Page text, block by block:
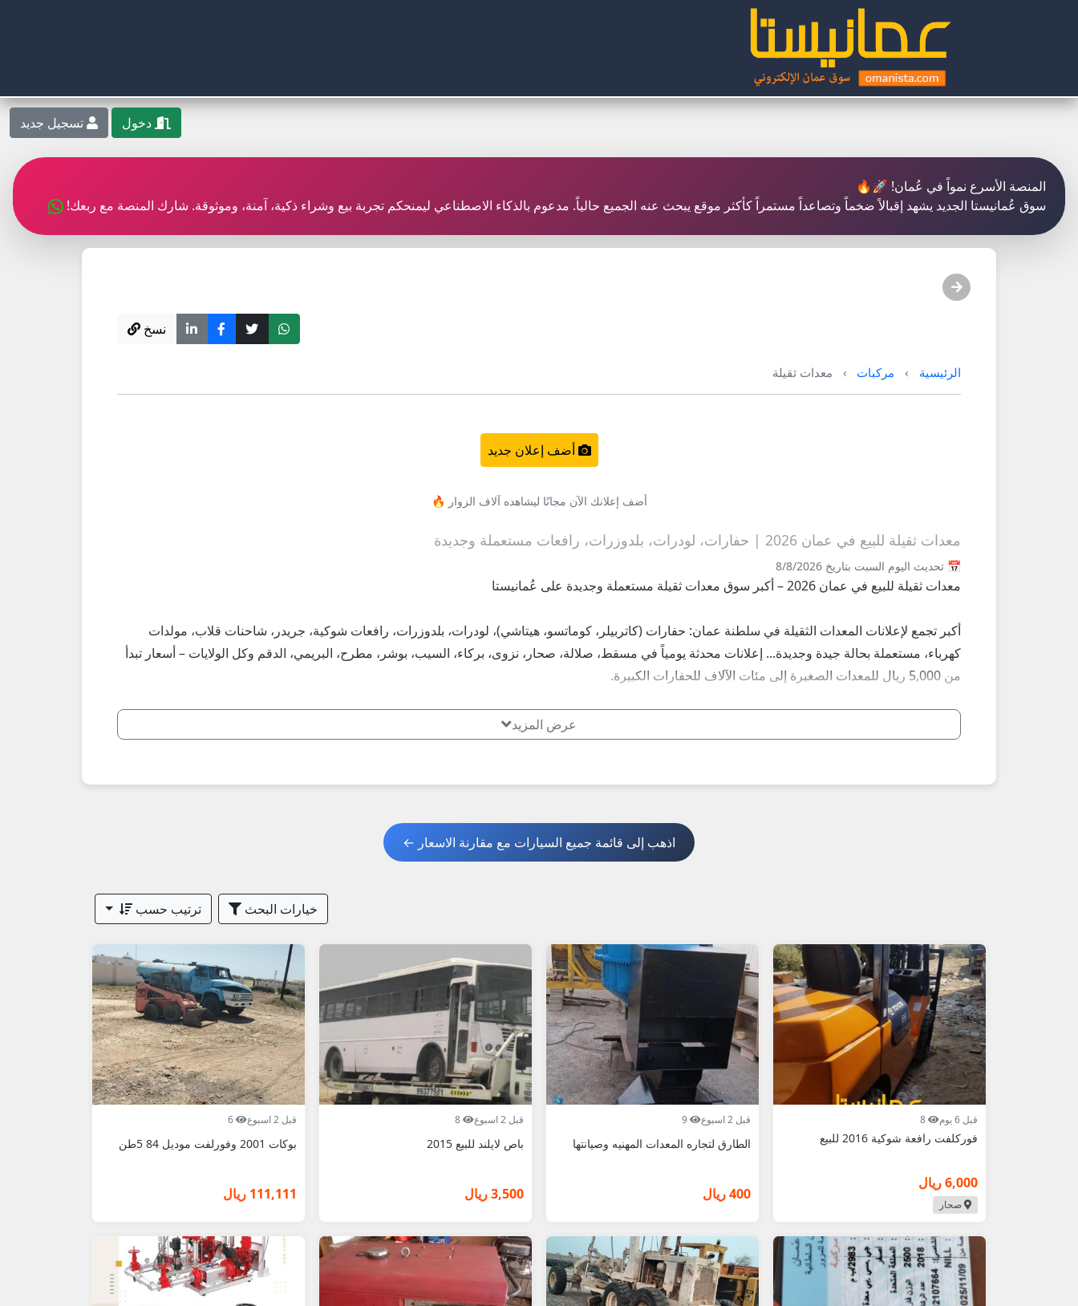
دخول تسجيل جديد
المنصة الأسرع نمواً في عُمان! 🚀🔥
سوق عُمانيستا الجديد يشهد إقبالاً ضخماً وتصاعداً مستمراً كأكثر موقع يبحث عنه الجميع حالياً. مدعوم بالذكاء الاصطناعي ليمنحكم تجربة بيع وشراء ذكية، آمنة، وموثوقة. شارك المنصة مع ربعك!
نسخ
الرئيسية مركبات معدات ثقيلة
أضف إعلان جديد
أضف إعلانك الآن مجانًا ليشاهده آلاف الزوار 🔥
معدات ثقيلة للبيع في عمان 2026 | حفارات، لودرات، بلدوزرات، رافعات مستعملة وجديدة
📅 تحديث اليوم السبت بتاريخ 8/8/2026
معدات ثقيلة للبيع في عمان 2026 – أكبر سوق معدات ثقيلة مستعملة وجديدة على عُمانيستا
أكبر تجمع لإعلانات المعدات الثقيلة في سلطنة عمان: حفارات (كاتربيلر، كوماتسو، هيتاشي)، لودرات، بلدوزرات، رافعات شوكية، جريدر، شاحنات قلاب، مولدات
كهرباء، مستعملة بحالة جيدة وجديدة... إعلانات محدثة يومياً في مسقط، صلالة، صحار، نزوى، بركاء، السيب، بوشر، مطرح، البريمي، الدقم وكل الولايات – أسعار تبدأ
من 5,000 ريال للمعدات الصغيرة إلى مئات الآلاف للحفارات الكبيرة.
**أبرز الأنواع الأكثر طلباً في عمان 2026:**
- حفارات: حفارات 20–50 طن للمشاريع.
- رافعات شوكية وجريدر: رافعات 3–10 طن، جريدر للطرق.
4. ابحث عن "رخيصة"، "نظيفة"، "حفارة"، "لودر" أو "جديدة".
5. للشراء الآمن: افحص المعدة في موقع العمل، استعن بفني معدات ثقيلة متخصص، ادفع جزء مقدم فقط بعد الفحص.
أضف إعلان معدتك الثقيلة الآن مجاناً – سواء مستعملة أو جديدة – وبِعها بسرعة! عُمانيستا... سوق المعدات الثقيلة الأول في عمان.
عرض المزيد
اذهب إلى قائمة جميع السيارات مع مقارنة الاسعار ←
خيارات البحث ترتيب حسب
قبل 6 يوم
فوركلفت رافعة شوكية 2016 للبيع
6,000 ريال
صحار
قبل 2 اسبوع
الطارق لتجاره المعدات المهنيه وصيانتها
400 ريال
قبل 2 اسبوع
باص لايلند للبيع 2015
3,500 ريال
قبل 2 اسبوع
بوكات 2001 وفورلفت موديل 84 5طن
111,111 ريال